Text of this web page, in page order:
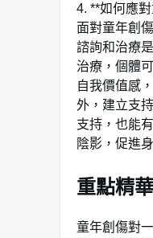
4. **如何應
面對童年創
諮詢和治療
治療，個體
自我價值感
外，建立支
支持，也能
陰影，促進
重點精華
童年創傷對